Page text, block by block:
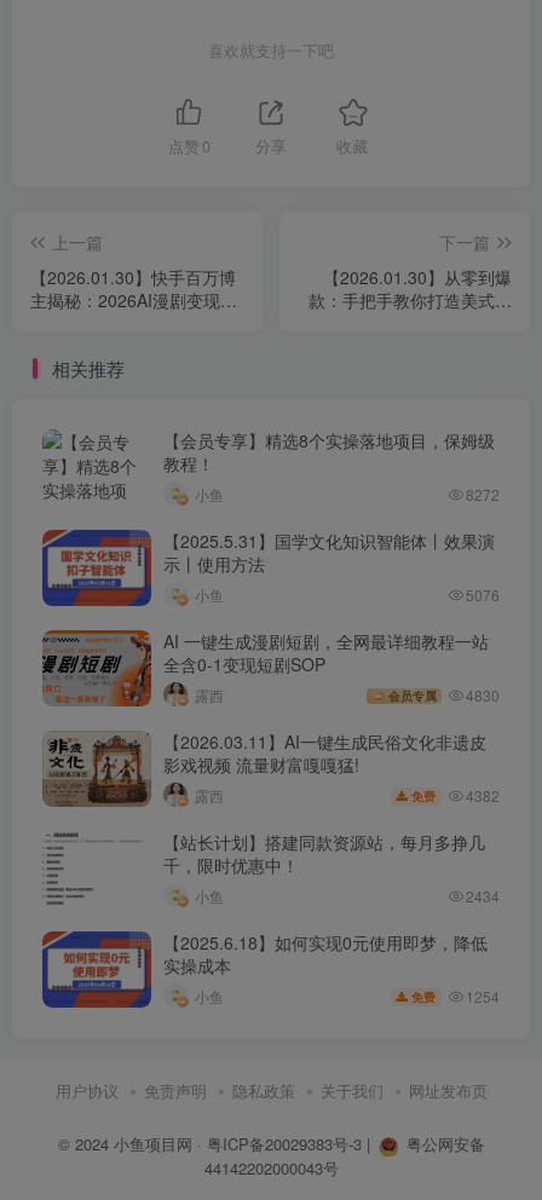
喜欢就支持一下吧
点赞 0 分享 收藏
上一篇
【2026.01.30】快手百万博
主揭秘：2026AI漫剧变现全
下一篇
【2026.01.30】从零到爆
款：手把手教你打造美式动
相关推荐
【会员专享】精选8个实操落地项目，保姆级
教程！
小鱼 8272
【2025.5.31】国学文化知识智能体丨效果演
示丨使用方法
小鱼 5076
AI 一键生成漫剧短剧，全网最详细教程一站
全含0-1变现短剧SOP
露西 会员专属 4830
【2026.03.11】AI一键生成民俗文化非遗皮
影戏视频 流量财富嘎嘎猛!
露西 免费 4382
【站长计划】搭建同款资源站，每月多挣几
千，限时优惠中！
小鱼 2434
【2025.6.18】如何实现0元使用即梦，降低
实操成本
小鱼 免费 1254
用户协议 免责声明 隐私政策 关于我们 网址发布页
© 2024 小鱼项目网 · 粤ICP备20029383号-3|
粤公网安备
44142202000043号